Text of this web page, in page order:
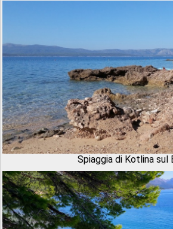
Spiaggia di Kotlina sul